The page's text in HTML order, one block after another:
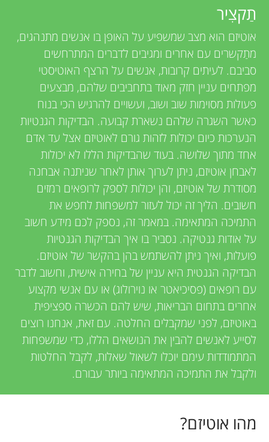
n
g
M
n
d
s
e
w
e
r
s
תַקצִיר
אוטיזם הוא מצב שמשפיע על האופן בו אנשים מתנהגים,
מתַקשרים עם אחרים ומגיבים לדברים המתרחשים
סביבם. לעיתים קרובות, אנשים על הרצף האוטיסטי
מפתחים עניין חזק מאוד בתחביבים שלהם, מבצעים
פעולות מסוימות שוב ושוב, ועשויים להרגיש הכי בנוח
כאשר השגרה שלהם נשארת קבועה. הבדיקות הגנטיות
הנערכות כיום יכולות לזהות גורם לאוטיזם אצל עד אדם
אחד מתוך שלושה. בעוד שהבדיקות הללו לא יכולות
לאבחן אוטיזם, ניתן לערוך אותן לאחר שניתנה אבחנה
מסודרת של אוטיזם, והן יכולות לספק לרופאים רמזים
חשובים. הליך זה יכול לעזור למשפחות לחפש את
התמיכה המתאימה. במאמר זה, נספק לכם מידע חשוב
על אודות גנטיקה. נסביר בו איך הבדיקות הגנטיות
פועלות, ואיך ניתן להשתמש בהן בהקשר של אוטיזם.
הבדיקה הגנטית היא עניין של בחירה אישית, וחשוב לדבר
עם רופאים (פסיכיאטר או נוירולוג) או עם אנשי מקצוע
אחרים בתחום הבריאות, שיש להם הכשרה ספציפית
באוטיזם, לפני שמקבלים החלטה. עם זאת, אנחנו רוצים
לסייע לאנשים להבין את הנושאים הללו, כדי שמשפחות
המתמודדות עימם יוכלו לשאול שאלות, לקבל החלטות
ולקבל את התמיכה המתאימה ביותר עבורם.
מהו אוטיזם?